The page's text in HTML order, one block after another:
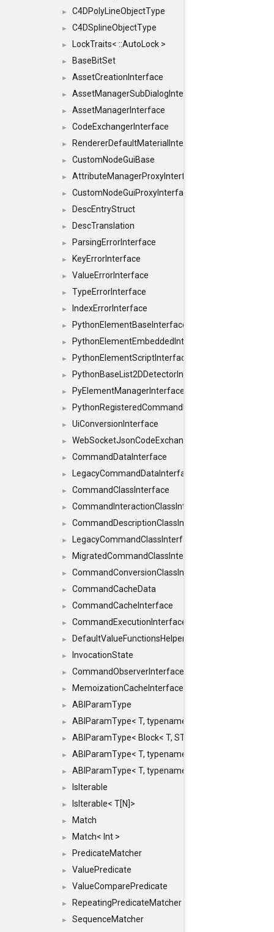
► C4DPolyLineObjectType
► C4DSplineObjectType
► LockTraits< ::AutoLock >
► BaseBitSet
► AssetCreationInterface
► AssetManagerSubDialogInterface
► AssetManagerInterface
► CodeExchangerInterface
► RendererDefaultMaterialInterface
► CustomNodeGuiBase
► AttributeManagerProxyInterface
► CustomNodeGuiProxyInterface
► DescEntryStruct
► DescTranslation
► ParsingErrorInterface
► KeyErrorInterface
► ValueErrorInterface
► TypeErrorInterface
► IndexErrorInterface
► PythonElementBaseInterface
► PythonElementEmbeddedInterface
► PythonElementScriptInterface
► PythonBaseList2DDetectorInterface
► PyElementManagerInterface
► PythonRegisteredCommandIdsInterface
► UiConversionInterface
► WebSocketJsonCodeExchangerInterface
► CommandDataInterface
► LegacyCommandDataInterface
► CommandClassInterface
► CommandInteractionClassInterface
► CommandDescriptionClassInterface
► LegacyCommandClassInterface
► MigratedCommandClassInterface
► CommandConversionClassInterface
► CommandCacheData
► CommandCacheInterface
► CommandExecutionInterface
► DefaultValueFunctionsHelper< const Result<
► InvocationState
► CommandObserverInterface
► MemoizationCacheInterface
► ABIParamType
► ABIParamType< T, typename std::enable_if<
► ABIParamType< Block< T, STRIDED, MOVE > >
► ABIParamType< T, typename std::enable_if<
► ABIParamType< T, typename std::enable_if<
► IsIterable
► IsIterable< T[N]>
► Match
► Match< Int >
► PredicateMatcher
► ValuePredicate
► ValueComparePredicate
► RepeatingPredicateMatcher
►
SequenceMatcher